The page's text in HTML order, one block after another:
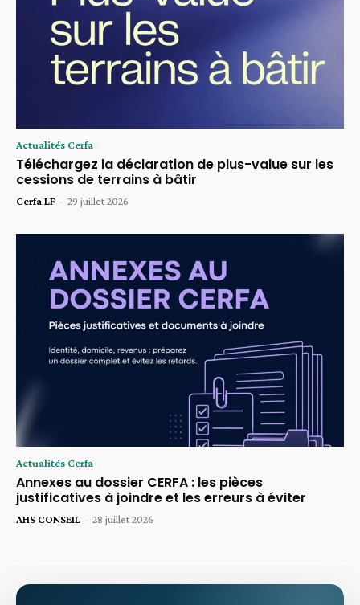
Actualités Cerfa
Téléchargez la déclaration de plus-value sur les
cessions de terrains à bâtir
Cerfa LF - 29 juillet 2026
Actualités Cerfa
Annexes au dossier CERFA : les pièces
justificatives à joindre et les erreurs à éviter
AHS CONSEIL - 28 juillet 2026